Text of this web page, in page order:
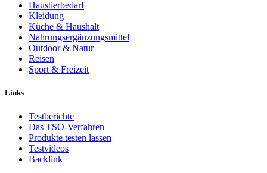
Haustierbedarf
Kleidung
Küche & Haushalt
Nahrungsergänzungsmittel
Outdoor & Natur
Reisen
Sport & Freizeit
Links
Testberichte
Das TSO-Verfahren
Produkte testen lassen
Testvideos
Backlink